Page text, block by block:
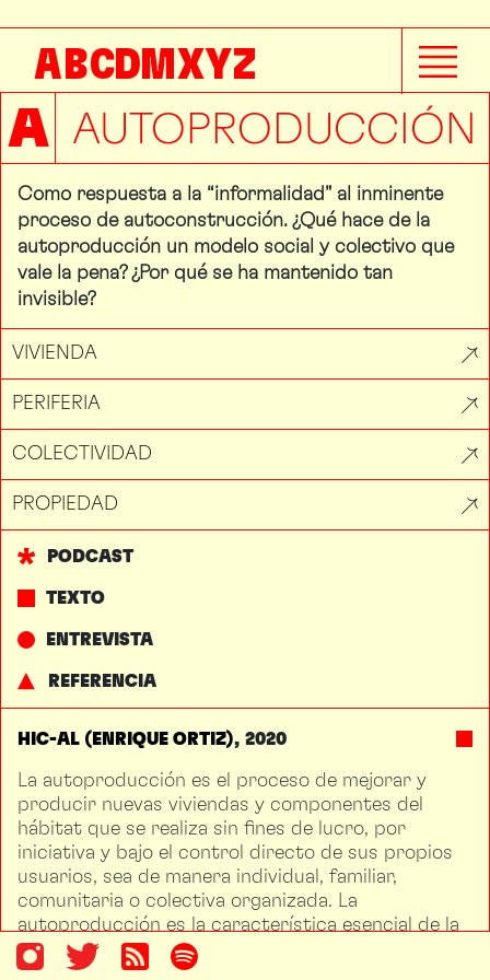
ABCDMXYZ
A AUTOPRODUCCIÓN
Como respuesta a la “informalidad” al inminente
proceso de autoconstrucción. ¿Qué hace de la
autoproducción un modelo social y colectivo que
vale la pena? ¿Por qué se ha mantenido tan
invisible?
PODCAST
TEXTO
ENTREVISTA
REFERENCIA
VIVIENDA
PERIFERIA
COLECTIVIDAD
PROPIEDAD
HIC-AL (ENRIQUE ORTIZ) 2020
La autoproducción es el proceso de mejorar y
producir nuevas viviendas y componentes del
hábitat que se realiza sin fines de lucro, por
iniciativa y bajo el control directo de sus propios
usuarios, sea de manera individual, familiar,
comunitaria o colectiva organizada. La
autoproducción es la característica esencial de la
Producción Social del Hábitat, ya que incide en
todas las fases del proceso habitacional: